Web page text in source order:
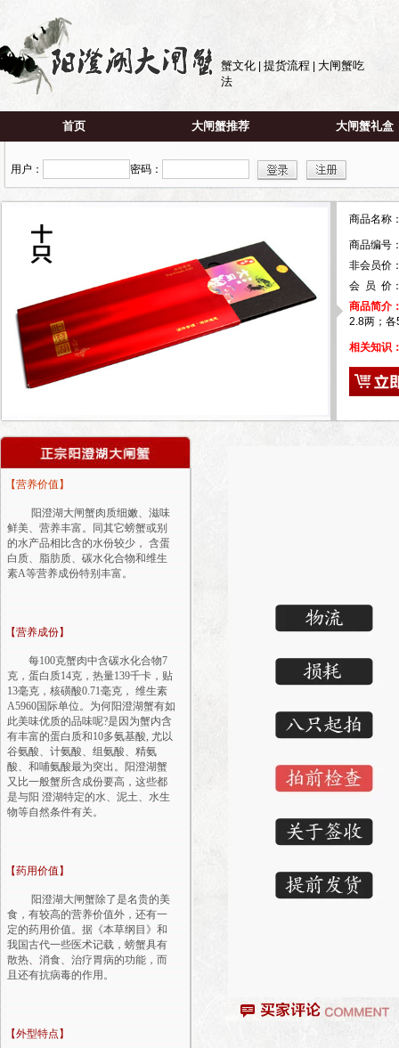
蟹文化 提货流程
大闸蟹吃
法
首页 大闸蟹推荐 大闸蟹礼盒
用户： 密码：
商品
商品编号
非会员价
会 员 价
商品简介
2.8两；
相关知识
【营养价值】
阳澄湖大闸蟹肉质细嫩、滋味
鲜美、营养丰富。同其它螃蟹或别
的水产品相比含的水份较少， 含蛋
白质、脂肪质、碳水化合物和维生
素A等营养成份特别丰富。
【营养成份】
每100克蟹肉中含碳水化合物7
克，蛋白质14克，热量139千卡，贴
13毫克，核磺酸0.71毫克， 维生素
A5960国际单位。为何阳澄湖蟹有如
此美味优质的品味呢?是因为蟹内含
有丰富的蛋白质和10多氨基酸, 尤以
谷氨酸、计氨酸、组氨酸、精氨
酸、和哺氨酸最为突出。阳澄湖蟹
又比一般蟹所含成份要高，这些都
是与阳 澄湖特定的水、泥土、水生
物等自然条件有关。
【药用价值】
阳澄湖大闸蟹除了是名贵的美
食，有较高的营养价值外，还有一
定的药用价值。据《本草纲目》和
我国古代一些医术记载，螃蟹具有
散热、消食、治疗胃病的功能，而
且还有抗病毒的作用。
【外型特点】